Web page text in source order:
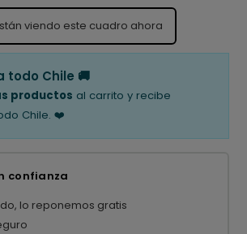
viendo este cuadro ahora
todo Chile 🚚
productos al carrito y recibe
Chile. ❤️
confianza
lo reponemos gratis